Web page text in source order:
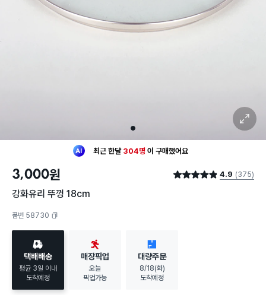
1
확대 보기
최근 한달 304명 이 구매했어요
구매했어요
3,000원 별점 4.9점 4.9 (375)
강화유리 뚜껑 18cm
품번 58730
택배배송
평균 3일 이내
도착예정
매장픽업
오늘
픽업가능
대량주문
8/18(화)
도착예정